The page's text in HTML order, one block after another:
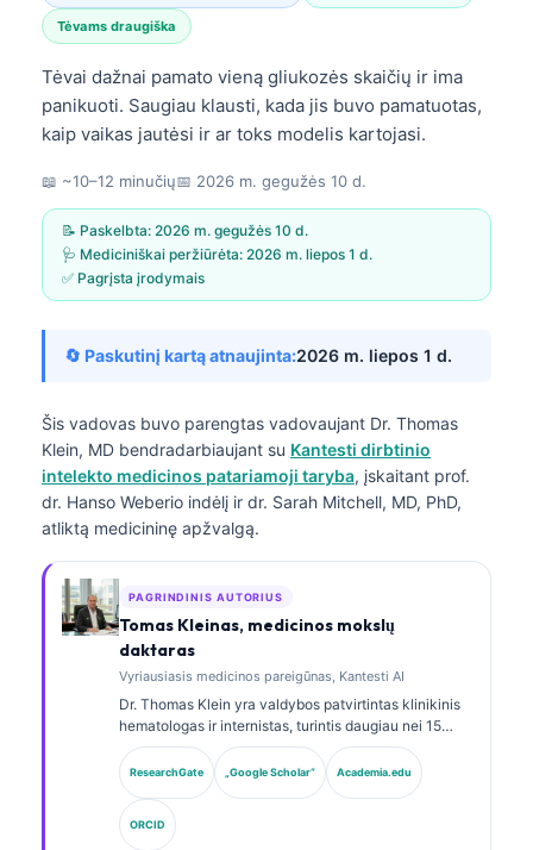
Tėvams draugiška
Tėvai dažnai pamato vieną gliukozės skaičių ir ima
panikuoti. Saugiau klausti, kada jis buvo pamatuotas,
kaip vaikas jautėsi ir ar toks modelis kartojasi.
📖 ~10–12 minučių📅 2026 m. gegužės 10 d.
📝 Paskelbta: 2026 m. gegužės 10 d.
🩺 Mediciniškai peržiūrėta: 2026 m. liepos 1 d.
✅ Pagrįsta įrodymais
🔄 Paskutinį kartą atnaujinta:2026 m. liepos 1 d.
Šis vadovas buvo parengtas vadovaujant Dr. Thomas
Klein, MD bendradarbiaujant su Kantesti dirbtinio
intelekto medicinos patariamoji taryba, įskaitant prof.
dr. Hanso Weberio indėlį ir dr. Sarah Mitchell, MD, PhD,
atliktą medicininę apžvalgą.
PAGRINDINIS AUTORIUS
Tomas Kleinas, medicinos mokslų
daktaras
Vyriausiasis medicinos pareigūnas, Kantesti AI
Dr. Thomas Klein yra valdybos patvirtintas klinikinis
hematologas ir internistas, turintis daugiau nei 15
metų patirtį laboratorinės medicinos ir AI pagalba
atliekamos klinikinės analizės srityse. Būdamas
Kantesti AI vyriausiuoju medicinos pareigūnu, jis
užtikrina klinikinę nuosavo neuroninio tinklo
medicininio tikslumo priežiūrą. Dr. Klein yra plačiai
ResearchGate „Google Scholar“ Academia.edu
ORCID